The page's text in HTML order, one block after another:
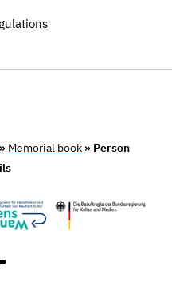
» Memorial book » Person